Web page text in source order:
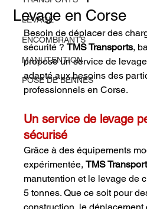
LEVAGE
ENCOMBRANTS
MANUTENTION
POSE DE BENNES
Levage en Corse
Besoin de déplacer des
sécurité ? TMS Transports,
propose un service de
adapté aux besoins des
professionnels en Corse.
Un service de levage
sécurisé
Grâce à des équipements
expérimentée, TMS
manutention et le levage de
5 tonnes. Que ce soit pour